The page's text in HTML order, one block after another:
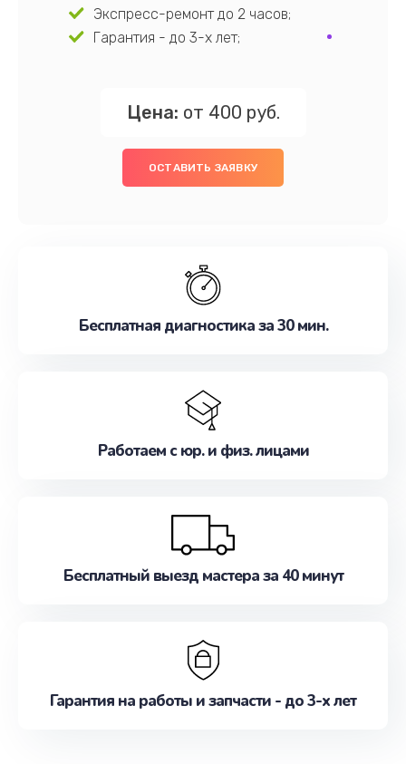
Экспресс-ремонт до 2 часов;
Гарантия - до 3-х лет;
Цена: от 400 руб.
ОСТАВИТЬ ЗАЯВКУ
Бесплатная диагностика за 30 мин.
Работаем с юр. и физ. лицами
Бесплатный выезд мастера за 40 минут
Гарантия на работы и запчасти - до 3-х лет